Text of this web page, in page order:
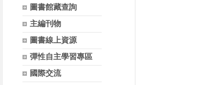
圖書館藏查詢
主編刊物
圖書線上資源
彈性自主學習專區
國際交流